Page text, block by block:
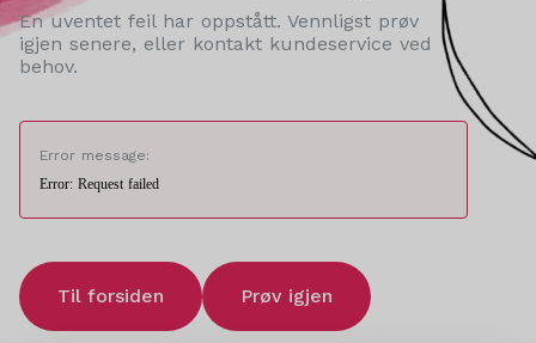
En uventet feil har oppstått. Vennligst prøv
igjen senere, eller kontakt kundeservice ved
behov.
Error message:
Error: Request failed
Til forsiden Prøv igjen